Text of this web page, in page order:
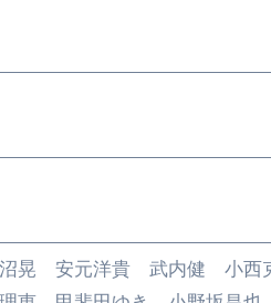
晃 安元洋貴 武内健 小西